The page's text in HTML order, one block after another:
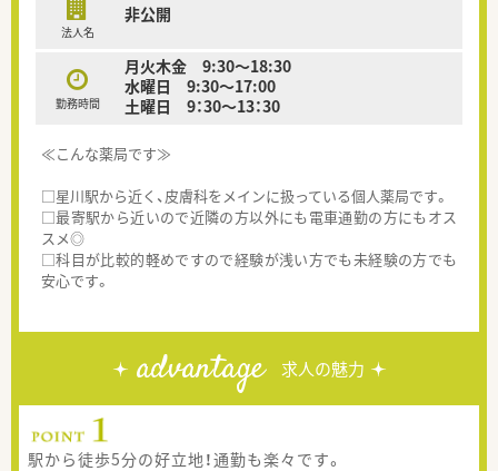
法人名
非公開
勤務時間
月火木金 9:30～18:30
水曜日 9:30～17:00
土曜日 9：30～13：30
≪こんな薬局です≫
□星川駅から近く、皮膚科をメインに扱っている個人薬局です。
□最寄駅から近いので近隣の方以外にも電車通勤の方にもオス
スメ◎
□科目が比較的軽めですので経験が浅い方でも未経験の方でも
安心です。
advantage 求人の魅力
駅から徒歩5分の好立地！通勤も楽々です。